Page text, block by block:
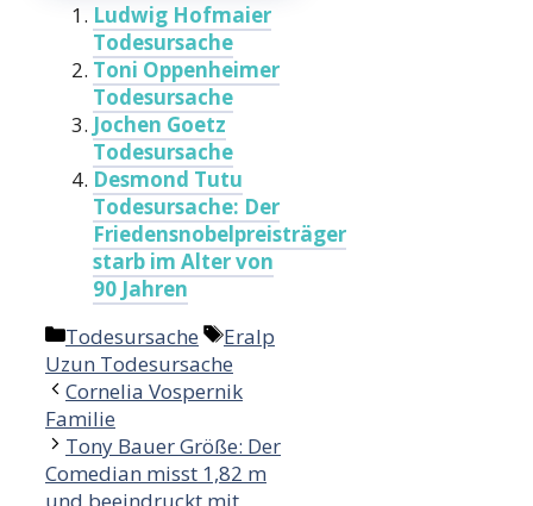
Ludwig Hofmaier
Todesursache
Toni Oppenheimer
Todesursache
Jochen Goetz
Todesursache
Desmond Tutu
Todesursache: Der
Friedensnobelpreisträger
starb im Alter von
90 Jahren
Categories
Todesursache Tags
Eralp
Uzun Todesursache
Cornelia Vospernik
Familie
Tony Bauer Größe: Der
Comedian misst 1,82 m